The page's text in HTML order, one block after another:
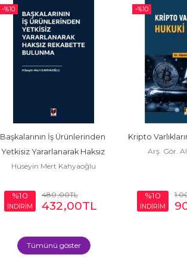
-%10
Başkalarının İş Ürünlerinden
Yetkisiz Yararlanarak Haksız
Rekabette Bulunma
Hüseyin Mert Kahyaoğlu
%10
İNDİRİM
480,00TL
432,00TL
-%10
Kripto
Arş. Gör.
%10
İNDİRİM
Tümünü göster